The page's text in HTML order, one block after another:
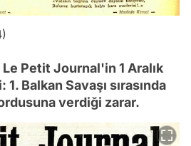
Petit Journal'in 1 Aralık
Balkan Savaşı sırasında
verdiği zarar.